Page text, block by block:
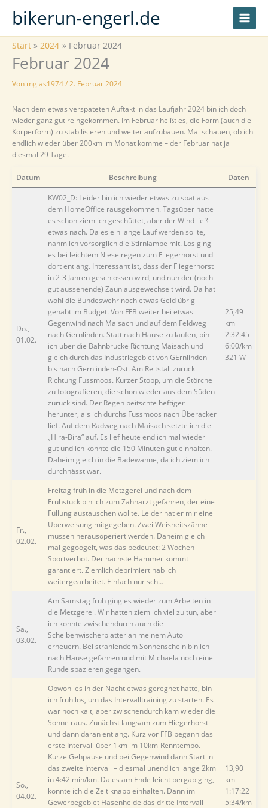
Inhalt
springenbikerun-engerl.de
Start 2024 Februar 2024
Februar 2024
Von mglas1974/2. Februar 2024
Nach dem etwas verspäteten Auftakt in das Laufjahr 2024 bin ich doch
wieder ganz gut reingekommen. Im Februar heißt es, die Form (auch die
Körperform) zu stabilisieren und weiter aufzubauen. Mal schauen, ob ich
endlich wieder über 200km im Monat komme – der Februar hat ja
diesmal 29 Tage.
Datum Beschreibung Daten
Do.,
01.02.
KW02_D: Leider bin ich wieder etwas zu spät aus
dem HomeOffice rausgekommen. Tagsüber hatte
es schon ziemlich geschüttet, aber der Wind ließ
etwas nach. Da es ein lange Lauf werden sollte,
nahm ich vorsorglich die Stirnlampe mit. Los ging
es bei leichtem Nieselregen zum Fliegerhorst und
dort entlang. Interessant ist, dass der Fliegerhorst
in 2-3 Jahren geschlossen wird, und nun der (noch
gut aussehende) Zaun ausgewechselt wird. Da hat
wohl die Bundeswehr noch etwas Geld übrig
gehabt im Budget. Von FFB weiter bei etwas
Gegenwind nach Maisach und auf dem Feldweg
nach Gernlinden. Statt nach Hause zu laufen, bin
ich über die Bahnbrücke Richtung Maisach und
gleich durch das Industriegebiet von GErnlinden
bis nach Gernlinden-Ost. Am Reitstall zurück
Richtung Fussmoos. Kurzer Stopp, um die Störche
zu fotografieren, die schon wieder aus dem Süden
zurück sind. Der Regen peitschte heftiger
herunter, als ich durchs Fussmoos nach Überacker
lief. Auf dem Radweg nach Maisach setzte ich die
„Hira-Bira“ auf. Es lief heute endlich mal wieder
gut und ich konnte die 150 Minuten gut einhalten.
Daheim gleich in die Badewanne, da ich ziemlich
durchnässt war.
25,49
km
2:32:45
6:00/km
321 W
Fr.,
02.02.
Freitag früh in die Metzgerei und nach dem
Frühstück bin ich zum Zahnarzt gefahren, der eine
Füllung austauschen wollte. Leider hat er mir eine
Überweisung mitgegeben. Zwei Weisheitszähne
müssen herausoperiert werden. Daheim gleich
mal gegoogelt, was das bedeutet: 2 Wochen
Sportverbot. Der nächste Hammer kommt
garantiert. Ziemlich deprimiert hab ich
weitergearbeitet. Einfach nur sch…
Sa.,
03.02.
Am Samstag früh ging es wieder zum Arbeiten in
die Metzgerei. Wir hatten ziemlich viel zu tun, aber
ich konnte zwischendurch auch die
Scheibenwischerblätter an meinem Auto
erneuern. Bei strahlendem Sonnenschein bin ich
nach Hause gefahren und mit Michaela noch eine
Runde spazieren gegangen.
So.,
04.02.
Obwohl es in der Nacht etwas geregnet hatte, bin
ich früh los, um das Intervalltraining zu starten. Es
war noch kalt, aber zwischendurch kam wieder die
Sonne raus. Zunächst langsam zum Fliegerhorst
und dann daran entlang. Kurz vor FFB begann das
erste Intervall über 1km im 10km-Renntempo.
Kurze Gehpause und bei Gegenwind dann Start in
das zweite Intervall – diesmal unendlich lange 2km
in 4:42 min/km. Da es am Ende leicht bergab ging,
konnte ich die Zeit knapp einhalten. Dann im
Gewerbegebiet Hasenheide das dritte Intervall
13,90
km
1:17:22
5:34/km